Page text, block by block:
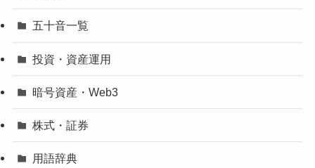
五十音一覧
投資・資産運用
暗号資産・Web3
株式・証券
用語辞典